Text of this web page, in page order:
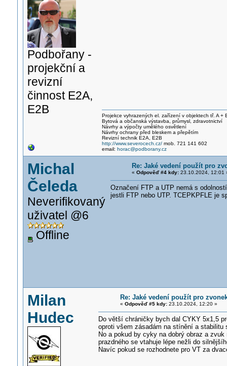
Podbořany -
projekční a
revizní
činnost E2A,
E2B
Projekce vyhrazených el. zařízení v objektech tř. A +
Bytová a občanská výstavba, průmysl, zdravotnictví
Návrhy a výpočty umělého osvětlení
Návrhy ochrany před bleskem a přepětím
Revizní technik E2A, E2B
http://www.severocech.cz/mob. 721 141 602
email: horac@podborany.cz
Michal
Čeleda
Neverifikovaný
uživatel @6
Offline
Re: Jaké vedení použít pro
« Odpověď #4 kdy:23.10.2024, 12:01
Označení FTP a UTP nemá s
jestli FTP nebo UTP. TCEPKPFLE je
Milan
Hudec
Re: Jaké vedení použít pro
« Odpověď #5 kdy:23.10.2024, 12:20 »
Do větší chráničky bych dal CYKY 5x1,5
oproti všem zásadám na stínění a stabilitu
No a pokud by cyky na dobrý obraz a
prazdného se vtahuje lépe nežli do
Navíc pokud se rozhodnete pro VT za